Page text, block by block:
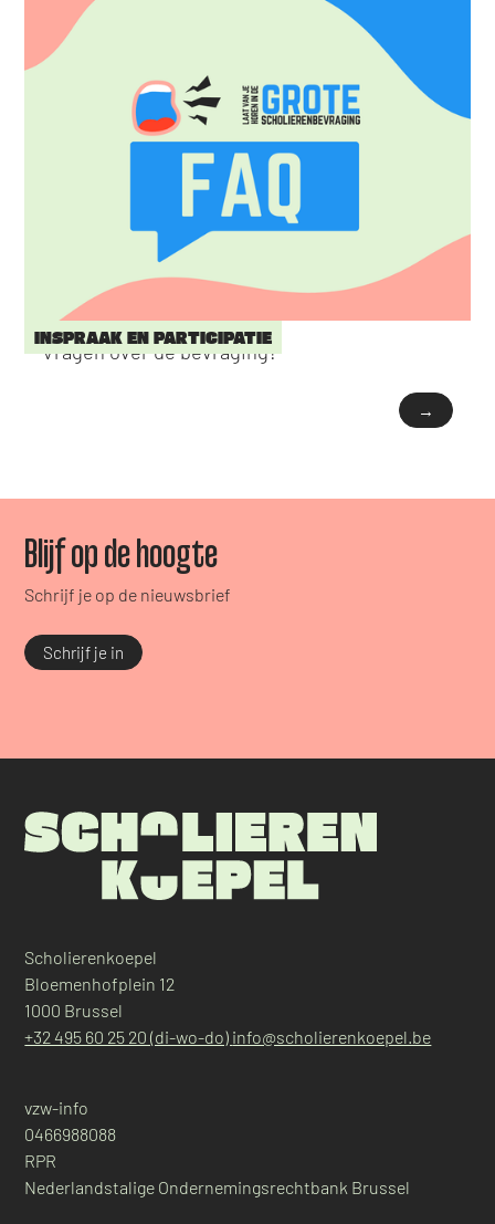
INSPRAAK EN PARTICIPATIE
Vragen over de bevraging?
→
Blijf op de hoogte
Schrijf je op de nieuwsbrief
Schrijf je in
Scholierenkoepel
Bloemenhofplein 12
1000 Brussel
+32 495 60 25 20 (di-wo-do) info@scholierenkoepel.be
vzw-info
0466988088
RPR
Nederlandstalige Ondernemingsrechtbank Brussel